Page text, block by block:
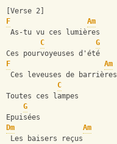
[Verse 2]
F
Am
As-tu vu ces lumières
C
G
Ces pourvoyeuses d'été
F
Am
Ces leveuses de barrières
C
Toutes ces lampes
G
Epuisées
Dm
Am
Les baisers reçus